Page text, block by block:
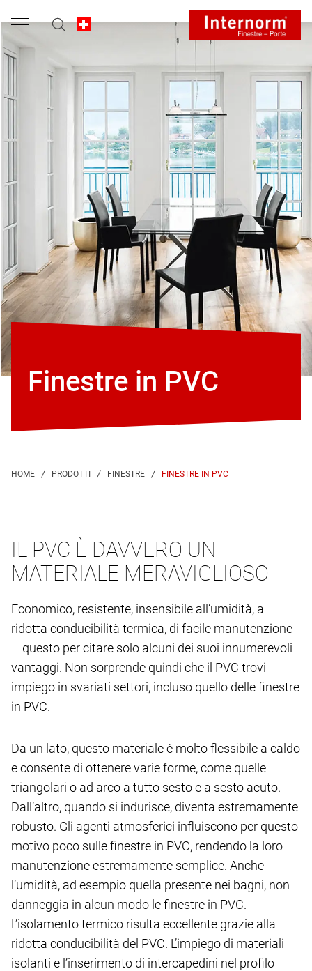
Finestre in PVC
FINESTRE IN PVC
IL PVC È DAVVERO UN
MATERIALE MERAVIGLIOSO
Economico, resistente, insensibile all’umidità, a
ridotta conducibilità termica, di facile manutenzione
– questo per citare solo alcuni dei suoi innumerevoli
vantaggi. Non sorprende quindi che il PVC trovi
impiego in svariati settori, incluso quello delle finestre
in PVC.
Da un lato, questo materiale è molto flessibile a caldo
e consente di ottenere varie forme, come quelle
triangolari o ad arco a tutto sesto e a sesto acuto.
Dall’altro, quando si indurisce, diventa estremamente
robusto. Gli agenti atmosferici influiscono per questo
motivo poco sulle finestre in PVC, rendendo la loro
manutenzione estremamente semplice. Anche
l’umidità, ad esempio quella presente nei bagni, non
danneggia in alcun modo le finestre in PVC.
L’isolamento termico risulta eccellente grazie alla
ridotta conducibilità del PVC. L’impiego di materiali
isolanti e l’inserimento di intercapedini nel profilo